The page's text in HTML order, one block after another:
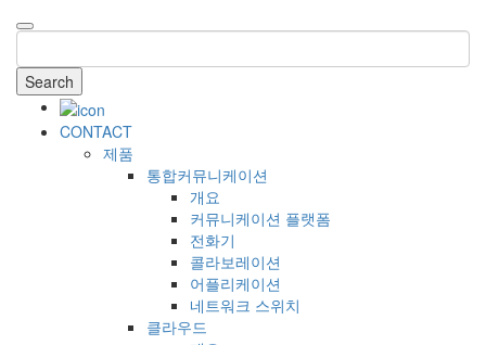
Search
CONTACT
제품
통합커뮤니케이션
개요
커뮤니케이션 플랫폼
전화기
콜라보레이션
어플리케이션
네트워크 스위치
클라우드